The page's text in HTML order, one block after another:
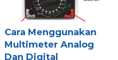
Cara Menggunakan
Multimeter Analog
Dan Digital